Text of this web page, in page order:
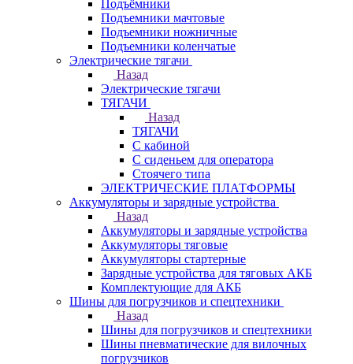
Подъёмники
Подъемники мачтовые
Подъемники ножничные
Подъемники коленчатые
Электрические тягачи
Назад
Электрические тягачи
ТЯГАЧИ
Назад
ТЯГАЧИ
С кабиной
С сиденьем для оператора
Стоячего типа
ЭЛЕКТРИЧЕСКИЕ ПЛАТФОРМЫ
Аккумуляторы и зарядные устройства
Назад
Аккумуляторы и зарядные устройства
Аккумуляторы тяговые
Аккумуляторы стартерные
Зарядные устройства для тяговых АКБ
Комплектующие для АКБ
Шины для погрузчиков и спецтехники
Назад
Шины для погрузчиков и спецтехники
Шины пневматические для вилочных
погрузчиков